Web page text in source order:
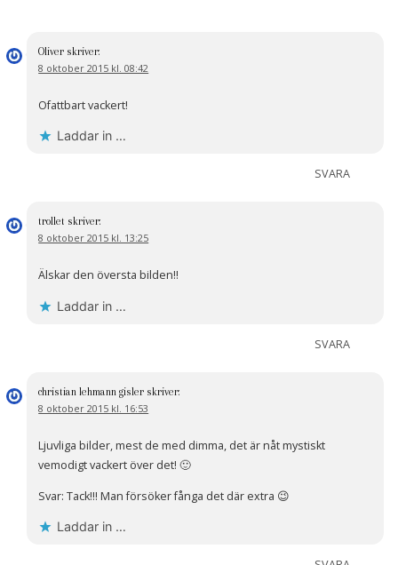
Oliver skriver:
8 oktober 2015 kl. 08:42
Ofattbart vackert!
Laddar in …
SVARA
trollet skriver:
8 oktober 2015 kl. 13:25
Älskar den översta bilden!!
Laddar in …
SVARA
christian lehmann gisler skriver:
8 oktober 2015 kl. 16:53
Ljuvliga bilder, mest de med dimma, det är nåt mystiskt
vemodigt vackert över det! 🙂
Svar: Tack!!! Man försöker fånga det där extra 😉
Laddar in …